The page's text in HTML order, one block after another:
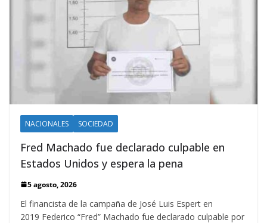
NACIONALES SOCIEDAD
Fred Machado fue declarado culpable en
Estados Unidos y espera la pena
5 agosto, 2026
El financista de la campaña de José Luis Espert en
2019 Federico “Fred” Machado fue declarado culpable por